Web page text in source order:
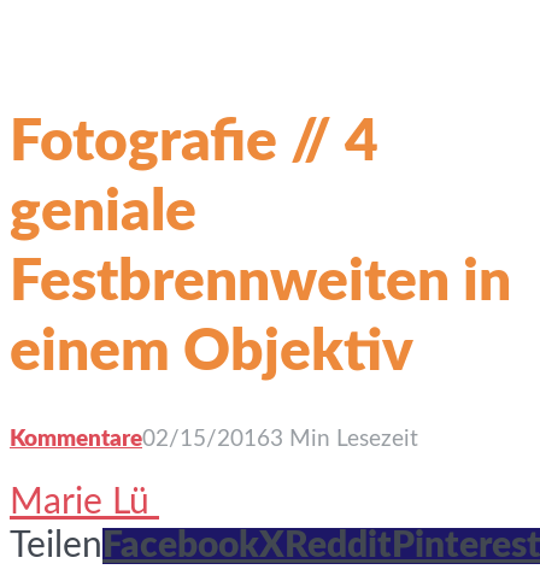
Fotografie // 4
geniale
Festbrennweiten in
einem Objektiv
Kommentare02/15/20163 Min Lesezeit
Marie Lü
Teilen FacebookX Reddit Pinterest